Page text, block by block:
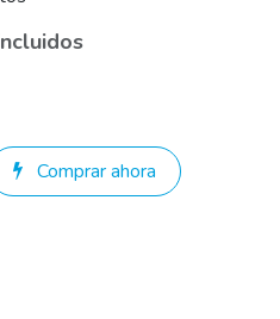
Comprar ahora